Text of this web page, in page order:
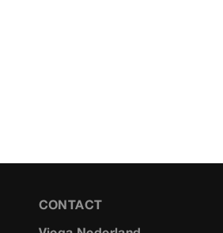
CONTACT